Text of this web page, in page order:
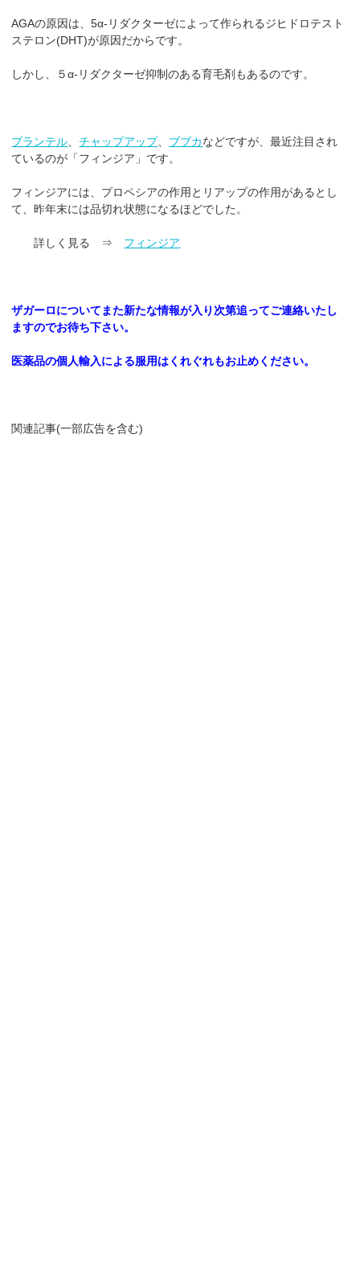
AGAの原因は、5α-リダクターゼによって作られるジヒドロテスト
ステロン(DHT)が原因だからです。
しかし、５α-リダクターゼ抑制のある育毛剤もあるのです。
プランテル 、チャップアップ、 ブブカなどですが、最近注目され
ているのが「フィンジア」です。
フィンジアには、プロペシアの作用とリアップの作用があるとし
て、昨年末には品切れ状態になるほどでした。
詳しく見る ⇒ フィンジア
ザガーロについてまた新たな情報が入り次第追ってご連絡いたし
ますのでお待ち下さい。
医薬品の個人輸入による服用はくれぐれもお止めください。
関連記事(一部広告を含む)